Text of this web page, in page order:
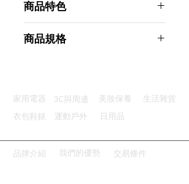
商品特色
防止蚊蟲：四角細密網目有效隔離
商品規格
主要材質：尼龍
商品尺寸：10*10*0.1cm
產地名稱：中國大陸
代理商：亞桓有限公司
家用電器 3C與周邊 美妝保養
生活雜貨
衣包鞋錶
運動戶外 日用品
品牌介紹 我們的優勢 交易條件